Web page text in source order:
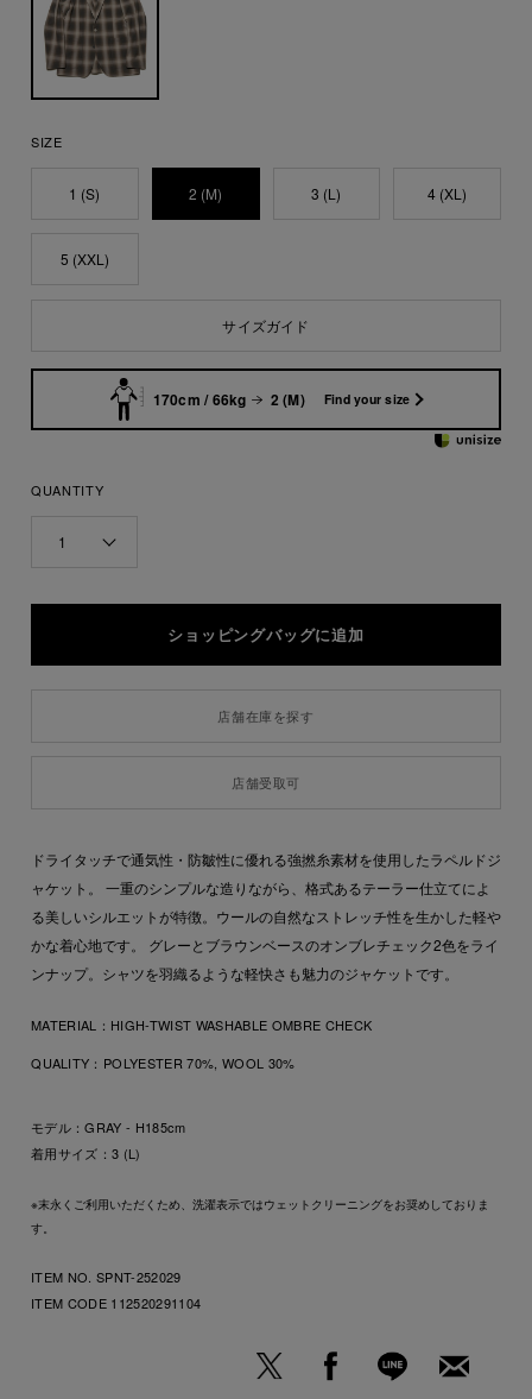
SIZE
1 (S) 2 (M) 3 (L) 4 (XL)
5 (XXL)
サイズガイド
170cm / 66kg 2 (M) Find your size
QUANTITY
1
店舗在庫を探す
店舗受取可
ドライタッチで通気性・防皺性に優れる強撚糸素材を使用したラペルドジ
ャケット。 一重のシンプルな造りながら、格式あるテーラー仕立てによ
る美しいシルエットが特徴。ウールの自然なストレッチ性を生かした軽や
かな着心地です。 グレーとブラウンベースのオンブレチェック2色をライ
ンナップ。シャツを羽織るような軽快さも魅力のジャケットです。
MATERIAL： HIGH-TWIST WASHABLE OMBRE CHECK
QUALITY： POLYESTER 70%, WOOL 30%
モデル：GRAY - H185cm
着用サイズ：3 (L)
※末永くご利用いただくため、洗濯表示ではウェットクリーニングをお奨めしておりま
す。
ITEM NO. SPNT-252029
ITEM CODE 112520291104